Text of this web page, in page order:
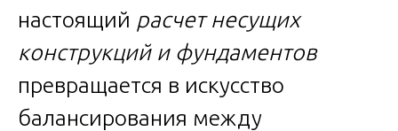
настоящий расчет несущих
конструкций и фундаментов
превращается в искусство
балансирования между